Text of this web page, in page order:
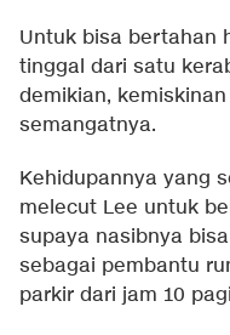
Untuk bisa bertahan
tinggal dari satu
demikian,
semangatnya.
Kehidupannya yang
melecut Lee untuk
supaya nasibnya
sebagai pembantu
parkir dari jam 10